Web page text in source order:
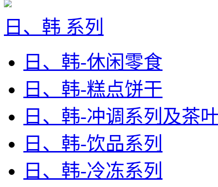
日、韩 系列
日、韩-休闲零食
日、韩-糕点饼干
日、韩-冲调系列及茶
日、韩-饮品系列
日、韩-冷冻系列